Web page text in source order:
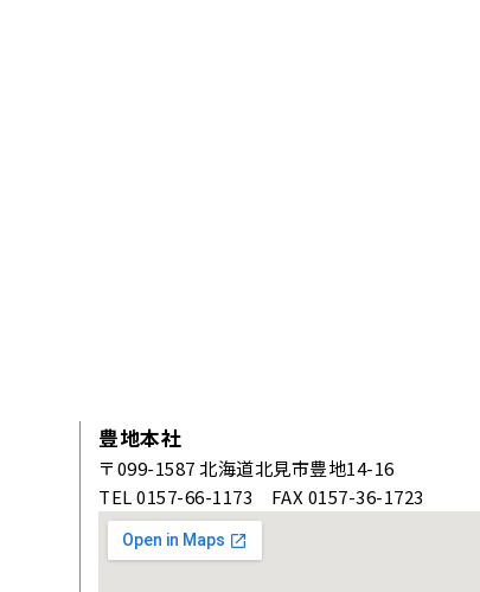
豊地本社
〒099-1587 北海道北見市豊地14-16
TEL 0157-66-1173 FAX 0157-36-1723